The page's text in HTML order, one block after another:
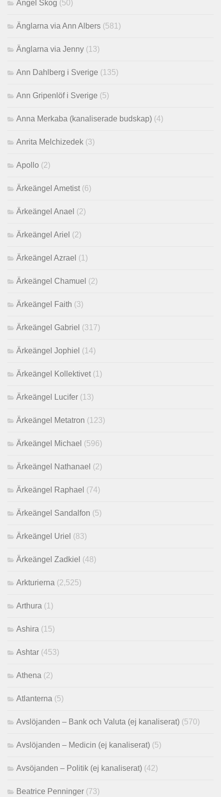
Angel Skog (50)
Änglarna via Ann Albers (581)
Änglarna via Jenny (13)
Ann Dahlberg i Sverige (135)
Ann Gripenlöf i Sverige (5)
Anna Merkaba (kanaliserade budskap) (4)
Anrita Melchizedek (3)
Apollo (2)
Ärkeängel Ametist(6)
Ärkeängel Anael (2)
Ärkeängel Ariel (2)
Ärkeängel Azrael (1)
Ärkeängel Chamuel (2)
Ärkeängel Faith (3)
Ärkeängel Gabriel (317)
Ärkeängel Jophiel (14)
Ärkeängel Kollektivet(1)
Ärkeängel Lucifer (13)
Ärkeängel Metatron (123)
Ärkeängel Michael (596)
Ärkeängel Nathanael (2)
Ärkeängel Raphael (74)
Ärkeängel Sandalfon (5)
Ärkeängel Uriel (83)
Ärkeängel Zadkiel (48)
Arkturierna (2,525)
Arthura (1)
Ashira (15)
Ashtar (453)
Athena (2)
Atlanterna (5)
Avslöjanden – Bank och Valuta (ej kanaliserat) (570)
Avslöjanden – Medicin (ej kanaliserat) (5)
Avsöjanden – Politik (ej kanaliserat) (42)
Beatrice Penninger (73)